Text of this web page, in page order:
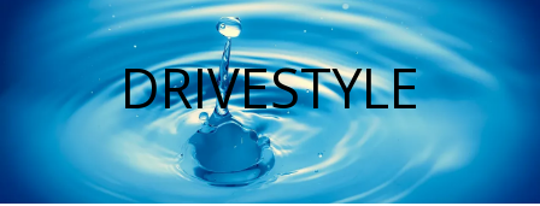
DRIVESTYLE